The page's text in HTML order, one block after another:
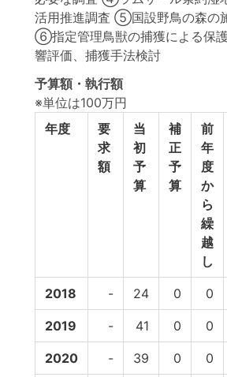
活用推進調査 ⑤国設野鳥の森の
⑥指定管理鳥獣の捕獲による保
響評価、捕獲手法検討
予算額・執行額
※単位は100万円
年度
要
求
額
当
初
予
算
補
正
予
算
前
年
度
か
ら
繰
越
し
2018 - 24 0 0
2019 - 41 0 0
2020 - 39 0 0